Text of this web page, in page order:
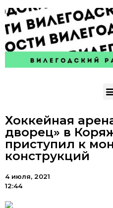
Хоккейная
дворец» в
приступил к
конструкций
4 июля, 2021
12:44